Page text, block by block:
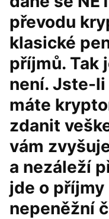
převodu
klasické
příjmů. Tak
není. Jste-li
máte
zdanit
vám
a nezáleží
jde o příjmy
nepeněžní